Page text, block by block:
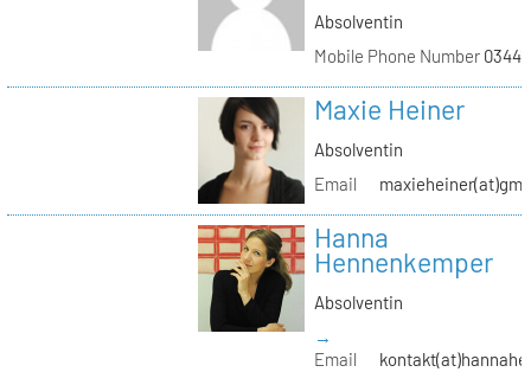
Absolventin
Mobile Phone Number
Maxie Heiner
Absolventin
Email
Hanna
Hennenkemper
Absolventin
→
Email